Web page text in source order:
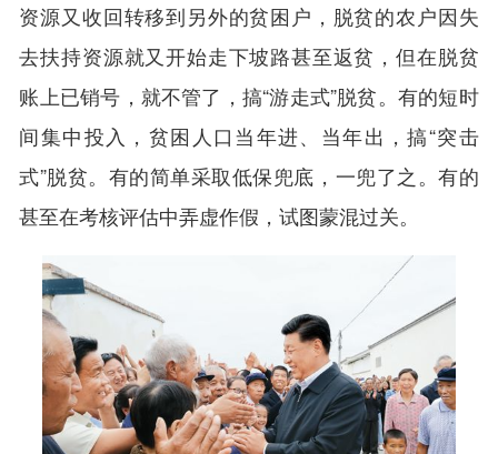
资源又收回转移到另外的贫困户，脱贫的农户因失
去扶持资源就又开始走下坡路甚至返贫，但在脱贫
账上已销号，就不管了，搞“游走式”脱贫。有的短时
间集中投入，贫困人口当年进、当年出，搞“突击
式”脱贫。有的简单采取低保兜底，一兜了之。有的
甚至在考核评估中弄虚作假，试图蒙混过关。